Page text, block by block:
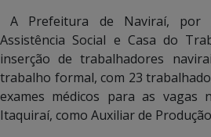
A Prefeitura de Naviraí, por
Assistência Social e Casa do
inserção de trabalhadores
trabalho formal, com 23
exames médicos para as vagas
Itaquiraí, como Auxiliar de